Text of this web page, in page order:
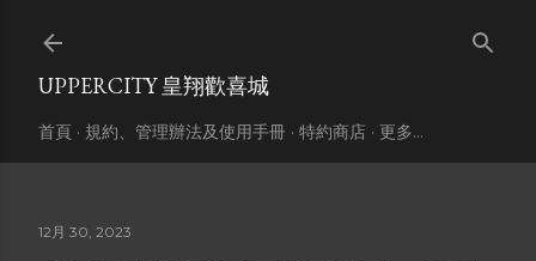
UPPERCITY 皇翔歡喜城
首頁 規約、管理辦法及使用手冊 特約商店 更多…
12月 30, 2023